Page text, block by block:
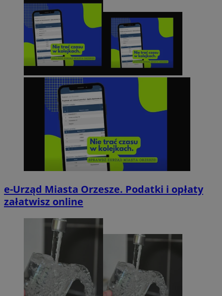
e-Urząd Miasta Orzesze. Podatki i opłaty
załatwisz online